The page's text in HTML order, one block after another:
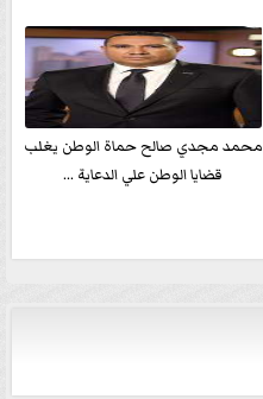
محمد مجدي صالح حماة الوطن يغلب
قضايا الوطن علي الدعاية ...